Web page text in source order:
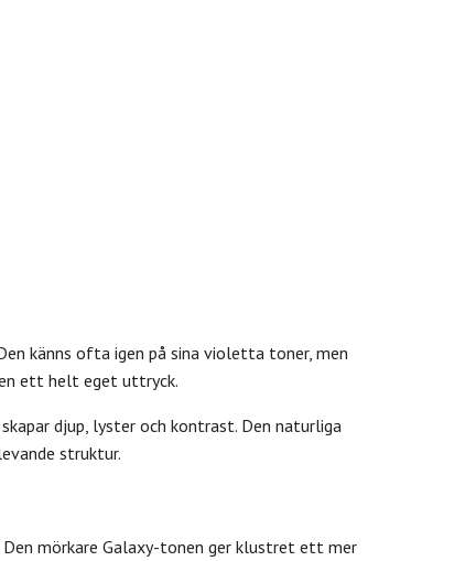
känns ofta igen på sina violetta toner, men
ett helt eget uttryck.
djup, lyster och kontrast. Den naturliga
struktur.
mörkare Galaxy-tonen ger klustret ett mer